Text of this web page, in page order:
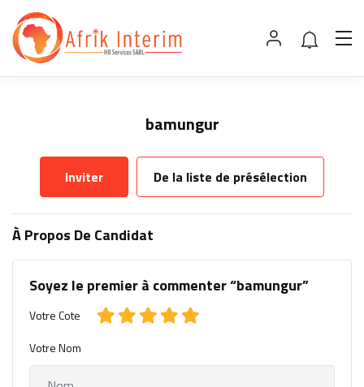
bamungur
Inviter De la liste de présélection
À Propos De Candidat
Soyez le premier à commenter “bamungur”
Votre Cote
Votre Nom